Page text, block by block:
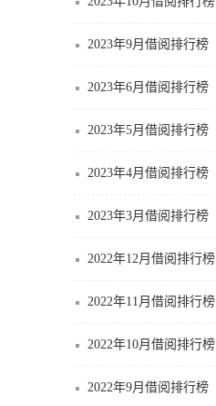
2023年9月借阅排行榜
2023年6月借阅排行榜
2023年5月借阅排行榜
2023年4月借阅排行榜
2023年3月借阅排行榜
2022年12月借阅排行榜
2022年11月借阅排行榜
2022年10月借阅排行榜
2022年9月借阅排行榜